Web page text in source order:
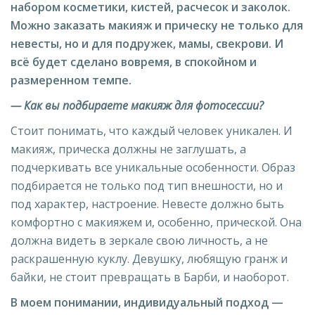
набором косметики, кистей, расчесок и заколок.
Можно заказать макияж и прическу не только для
невесты, но и для подружек, мамы, свекрови. И
всё будет сделано вовремя, в спокойном и
размеренном темпе.
— Как вы подбираете макияж для фотосессии?
Стоит понимать, что каждый человек уникален. И
макияж, прическа должны не заглушать, а
подчеркивать все уникальные особенности. Образ
подбирается не только под тип внешности, но и
под характер, настроение. Невесте должно быть
комфортно с макияжем и, особенно, прической. Она
должна видеть в зеркале свою личность, а не
раскрашенную куклу. Девушку, любящую гранж и
байки, не стоит превращать в Барби, и наоборот.
В моем понимании, индивидуальный подход —